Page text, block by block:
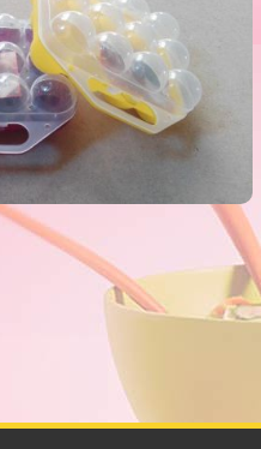
جا تخم مرغی کیهان 2000 فروش